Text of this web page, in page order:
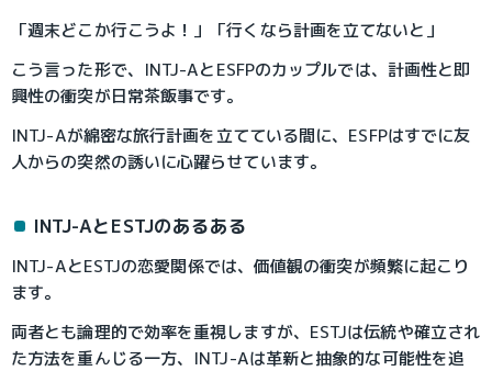
「週末どこか行こうよ！」「行くなら計画を立てないと」
こう言った形で、INTJ-AとESFPのカップルでは、計画性と即
興性の衝突が日常茶飯事です。
INTJ-Aが綿密な旅行計画を立てている間に、ESFPはすでに友
人からの突然の誘いに心躍らせています。
INTJ-AとESTJのあるある
INTJ-AとESTJの恋愛関係では、価値観の衝突が頻繁に起こり
ます。
両者とも論理的で効率を重視しますが、ESTJは伝統や確立され
た方法を重んじる一方、INTJ-Aは革新と抽象的な可能性を追